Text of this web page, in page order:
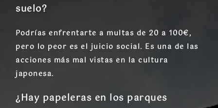
suelo?
Podrías enfrentarte a multas de 20 a 100€,
pero lo peor es el juicio social. Es una de las
acciones más mal vistas en la cultura
japonesa.
¿Hay papeleras en los parques